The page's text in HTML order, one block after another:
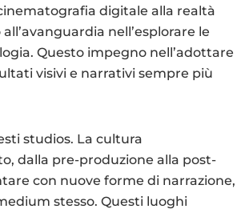
digitale alla realtà
nell’esplorare le
Questo impegno nell’adottare
visivi e narrativi sempre più
studios. La cultura
dalla pre-produzione alla post-
con nuove forme di narrazione,
stesso. Questi luoghi